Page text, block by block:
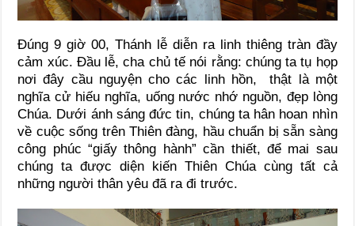
Đúng 9 giờ 00, Thánh lễ diễn ra linh thiêng tràn đầy
cảm xúc. Đầu lễ, cha chủ tế nói rằng: chúng ta tụ họp
nơi đây cầu nguyện cho các linh hồn, thật là một
nghĩa cử hiếu nghĩa, uống nước nhớ nguồn, đẹp lòng
Chúa. Dưới ánh sáng đức tin, chúng ta hân hoan nhìn
về cuộc sống trên Thiên đàng, hầu chuẩn bị sẵn sàng
công phúc “giấy thông hành” cần thiết, để mai sau
chúng ta được diện kiến Thiên Chúa cùng tất cả
những người thân yêu đã ra đi trước.